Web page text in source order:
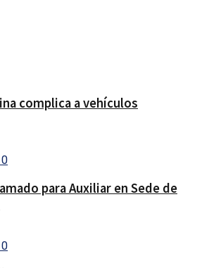
complica a vehículos
0
para Auxiliar en Sede de
0